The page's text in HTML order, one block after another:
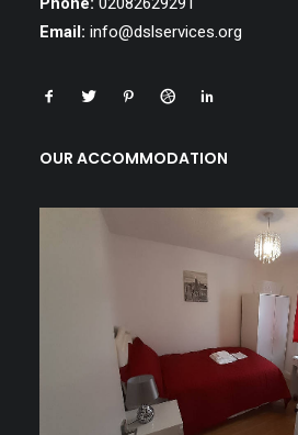
Email: info@dslservices.org
OUR ACCOMMODATION